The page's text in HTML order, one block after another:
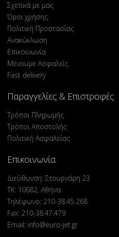
Σχετικά με μας
Όροι χρήσης
Πολιτική Προστασίας
Ανακύκλωση
Επικοινωνία
Μένουμε Ασφαλείς
Fast delivery
Παραγγελίες & Επιστροφές
Τρόποι Πληρωμής
Τρόποι Αποστολής
Πολιτική Ασφαλείας
Επικοινωνία
Διεύθυνση: Στουρνάρη 23
ΤΚ: 10682, Αθήνα
Τηλέφωνο: 210-38.45.268
Fax: 210-38.47.479
Email: info@euro-jet.gr